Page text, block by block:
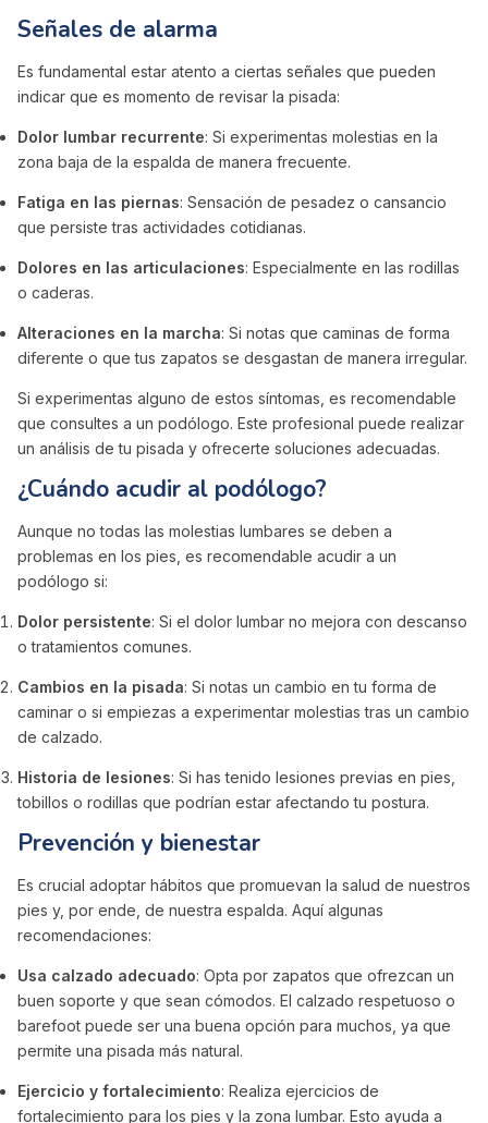
Señales de alarma
Es fundamental estar atento a ciertas señales que pueden
indicar que es momento de revisar la pisada:
Dolor lumbar recurrente: Si experimentas molestias en la
zona baja de la espalda de manera frecuente.
Fatiga en las piernas: Sensación de pesadez o cansancio
que persiste tras actividades cotidianas.
Dolores en las articulaciones: Especialmente en las rodillas
o caderas.
Alteraciones en la marcha: Si notas que caminas de forma
diferente o que tus zapatos se desgastan de manera irregular.
Si experimentas alguno de estos síntomas, es recomendable
que consultes a un podólogo. Este profesional puede realizar
un análisis de tu pisada y ofrecerte soluciones adecuadas.
¿Cuándo acudir al podólogo?
Aunque no todas las molestias lumbares se deben a
problemas en los pies, es recomendable acudir a un
podólogo si:
Dolor persistente: Si el dolor lumbar no mejora con descanso
o tratamientos comunes.
Cambios en la pisada: Si notas un cambio en tu forma de
caminar o si empiezas a experimentar molestias tras un cambio
de calzado.
Historia de lesiones: Si has tenido lesiones previas en pies,
tobillos o rodillas que podrían estar afectando tu postura.
Prevención y bienestar
Es crucial adoptar hábitos que promuevan la salud de nuestros
pies y, por ende, de nuestra espalda. Aquí algunas
recomendaciones:
Usa calzado adecuado: Opta por zapatos que ofrezcan un
buen soporte y que sean cómodos. El calzado respetuoso o
barefoot puede ser una buena opción para muchos, ya que
permite una pisada más natural.
Ejercicio y fortalecimiento: Realiza ejercicios de
fortalecimiento para los pies y la zona lumbar. Esto ayuda a